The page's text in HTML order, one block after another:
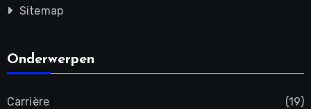
Sitemap
Onderwerpen
Carrière (19)